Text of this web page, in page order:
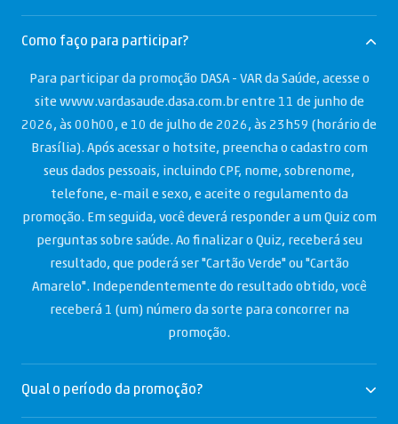
Como faço para participar?
Para participar da promoção DASA - VAR da Saúde, acesse o
site www.vardasaude.dasa.com.br entre 11 de junho de
2026, às 00h00, e 10 de julho de 2026, às 23h59 (horário de
Brasília). Após acessar o hotsite, preencha o cadastro com
seus dados pessoais, incluindo CPF, nome, sobrenome,
telefone, e-mail e sexo, e aceite o regulamento da
promoção. Em seguida, você deverá responder a um Quiz com
perguntas sobre saúde. Ao finalizar o Quiz, receberá seu
resultado, que poderá ser "Cartão Verde" ou "Cartão
Amarelo". Independentemente do resultado obtido, você
receberá 1 (um) número da sorte para concorrer na
promoção.
Qual o período da promoção?